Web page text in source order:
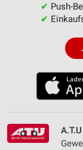
✔ Push-
✔